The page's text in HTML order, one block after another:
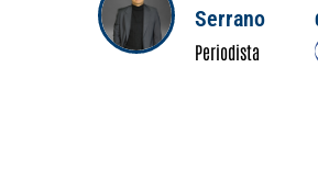
Serrano
Periodista